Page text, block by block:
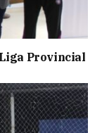
Provincial